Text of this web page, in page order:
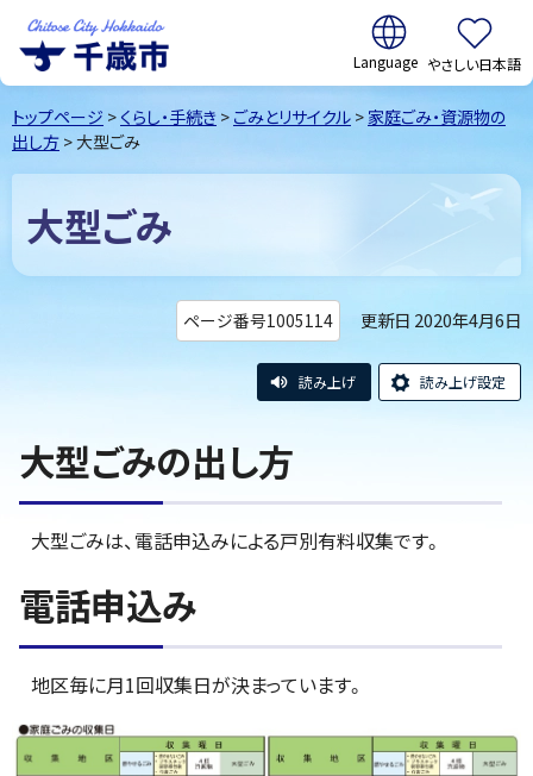
千歳市Chitose
City Hokkaido
翻訳:
やさしい日本語
トップページ > くらし・手続き > ごみとリサイクル >家庭ごみ・資源物の
出し方 > 大型ごみ
大型ごみ
ページ番号1005114 更新日 2020年4月6日
読み上げ 読み上げ設定
大型ごみの出し方
大型ごみは、電話申込みによる戸別有料収集です。
電話申込み
地区毎に月1回収集日が決まっています。